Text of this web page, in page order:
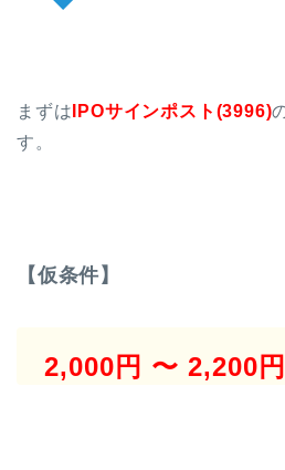
まずは IPOサインポスト(3996)
す。
【仮条件】
2,000円 〜 2,200円